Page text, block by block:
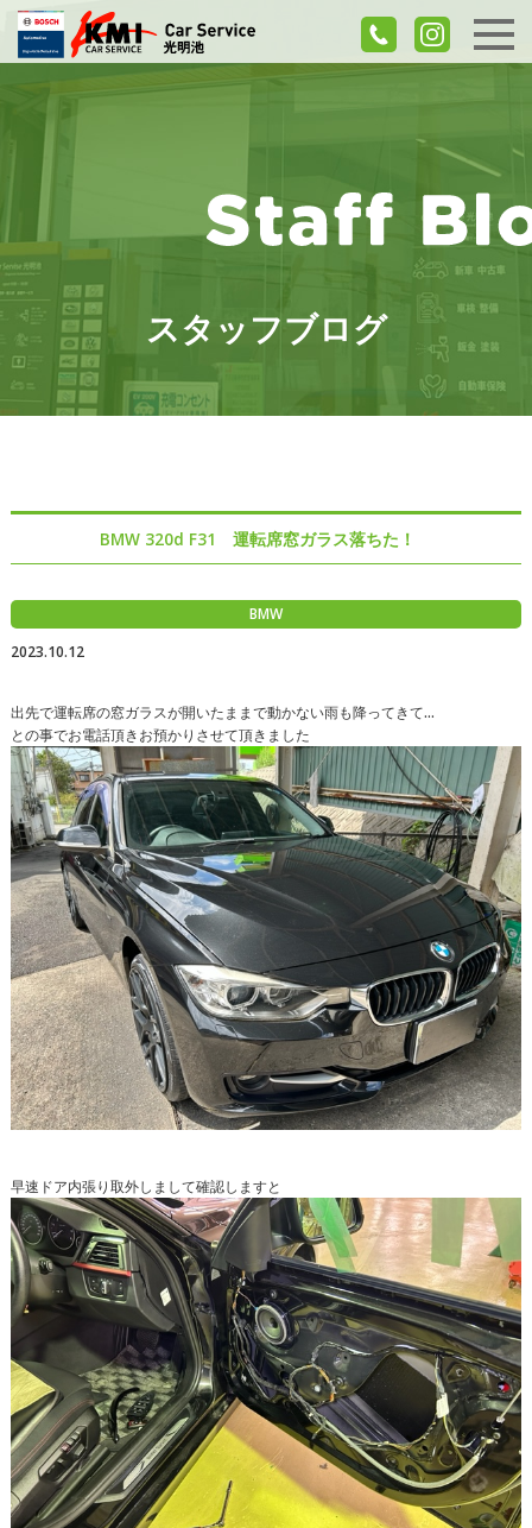
スタッフブログ
BMW 320d F31 運転席窓ガラス落ちた！
BMW
2023.10.12
出先で運転席の窓ガラスが開いたままで動かない雨も降ってきて…
との事でお電話頂きお預かりさせて頂きました
早速ドア内張り取外しまして確認しますと